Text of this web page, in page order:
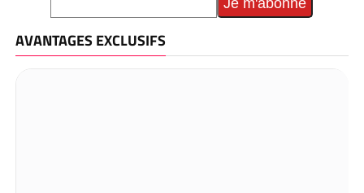
AVANTAGES EXCLUSIFS